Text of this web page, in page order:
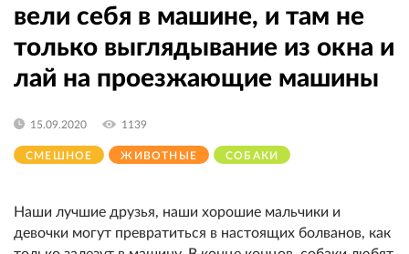
вели себя в машине, и там не
только выглядывание из окна и
лай на проезжающие машины
СМЕШНОЕ ЖИВОТНЫЕ СОБАКИ
15.09.2020 1139
Наши лучшие друзья, наши хорошие мальчики и
девочки могут превратиться в настоящих болванов, как